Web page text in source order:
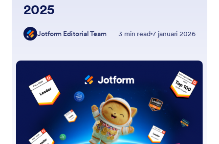
2025
Jotform Editorial Team 3 min read 7 januari 2026